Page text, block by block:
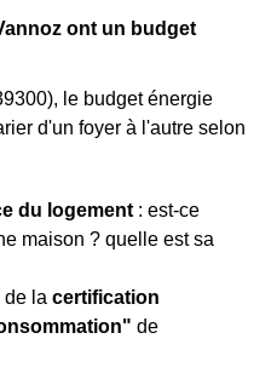
ont un budget
le budget énergie
d'un foyer à l'autre selon
du logement : est-ce
maison ? quelle est sa
de la certification
de